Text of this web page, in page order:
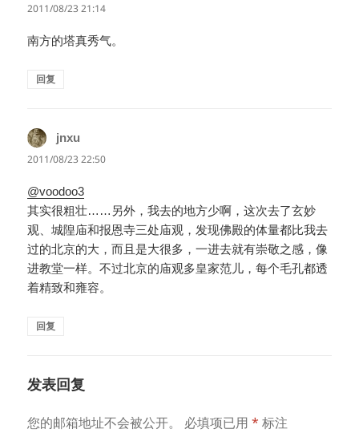
2011/08/23 21:14
南方的塔真秀气。
回复
jnxu
道：
2011/08/23 22:50
@voodoo3
其实很粗壮……另外，我去的地方少啊，这次去了玄妙
观、城隍庙和报恩寺三处庙观，发现佛殿的体量都比我去
过的北京的大，而且是大很多，一进去就有崇敬之感，像
进教堂一样。不过北京的庙观多皇家范儿，每个毛孔都透
着精致和雍容。
回复
发表回复
您的邮箱地址不会被公开。 必填项已用* 标注